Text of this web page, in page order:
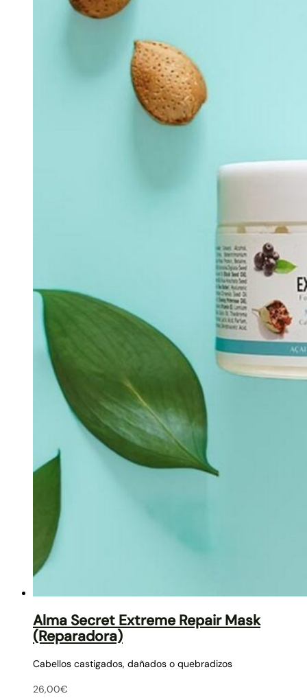
Alma Secret Extreme Repair Mask
(Reparadora)
Cabellos castigados, dañados o quebradizos
26,00€